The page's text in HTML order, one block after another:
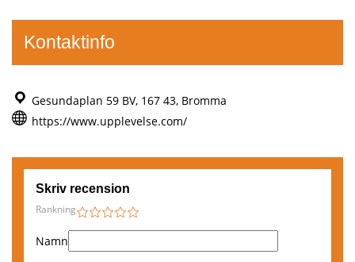
,
Kiruna
Kontaktinfo
Gesundaplan 59 BV, 167 43, Bromma
https://www.upplevelse.com/
Skriv recension
Rankning 5
4
3
2
1
Namn